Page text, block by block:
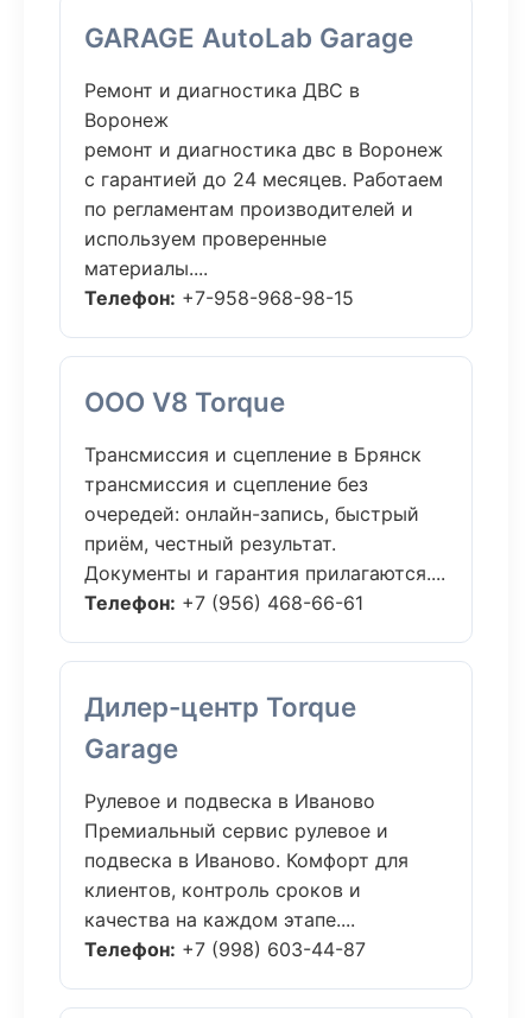
GARAGE AutoLab Garage
Ремонт и диагностика ДВС в
Воронеж
ремонт и диагностика двс в Воронеж
с гарантией до 24 месяцев. Работаем
по регламентам производителей и
используем проверенные
материалы....
Телефон: +7-958-968-98-15
ООО V8 Torque
Трансмиссия и сцепление в Брянск
трансмиссия и сцепление без
очередей: онлайн-запись, быстрый
приём, честный результат.
Документы и гарантия прилагаются....
Телефон: +7 (956) 468-66-61
Дилер-центр Torque
Garage
Рулевое и подвеска в Иваново
Премиальный сервис рулевое и
подвеска в Иваново. Комфорт для
клиентов, контроль сроков и
качества на каждом этапе....
Телефон: +7 (998) 603-44-87